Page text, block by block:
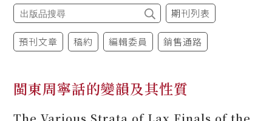
期刊列表
預刊文章 稿約 編輯委員 銷售通路
閩東周寧話的變韻及其性質